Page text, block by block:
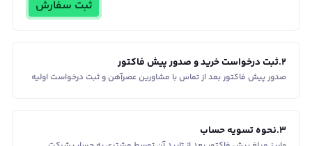
ثبت سفارش
2
.ثبت درخواست خرید و صدور پیش فاکتور
صدور پیش فاکتور بعد از تماس با مشاورین عصر‌آهن و ثبت درخواست اولیه
3
.نحوه تسویه حساب